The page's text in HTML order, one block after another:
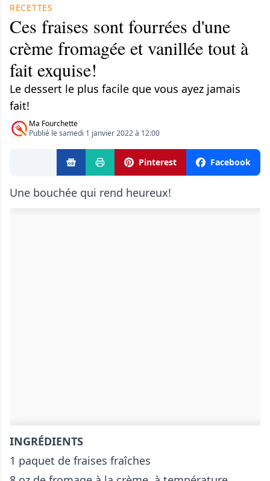
RECETTES
Ces fraises sont fourrées d'une
crème fromagée et vanillée tout à
fait exquise!
Le dessert le plus facile que vous ayez jamais
fait!
Ma Fourchette
Publié le samedi 1 janvier 2022 à 12:00
Pinterest Facebook
Une bouchée qui rend heureux!
INGRÉDIENTS
1 paquet de fraises fraîches